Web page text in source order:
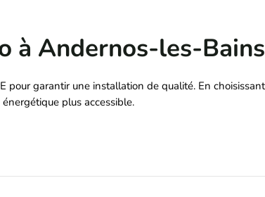
à Andernos-les-
pour garantir une installation de qualité. En
plus accessible.